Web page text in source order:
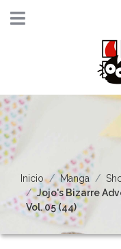
Inicio Manga
Jojo's Bizarre
Vol. 05 (44)